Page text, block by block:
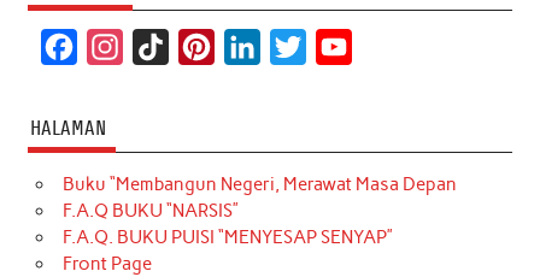
c
e
b
o
o
t
a
g
r
T
o
k
t
e
r
k
e
d
t
t
e
T
u
b
HALAMAN
Buku “Membangun Negeri, Merawat Masa Depan
F.A.Q BUKU “NARSIS”
F.A.Q. BUKU PUISI “MENYESAP SENYAP”
Front Page